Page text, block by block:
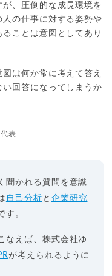
、圧倒的な成長環境を
の仕事に対する姿勢や
ことは意図としてあり
は何か常に考えて答え
回答になってしまうか
表
聞かれる質問を意識
自己分析 と 企業研究
す。
なえば、株式会社ゆ
が考えられるように